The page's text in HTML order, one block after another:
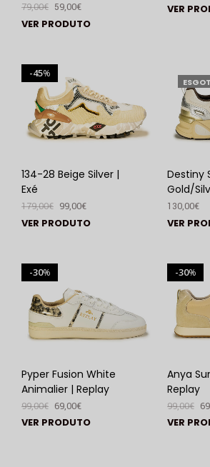
79,00€ 59,00€
VER PRODUTO
VER
%
45
134-28 Beige Silver |
Exé
179,00€ 99,00€
VER PRODUTO
Destiny
Gold/
130,00€
VER
%
30
Pyper Fusion White
Animalier | Replay
99,00€ 69,00€
VER PRODUTO
%
30
Anya
Replay
99,00€
VER